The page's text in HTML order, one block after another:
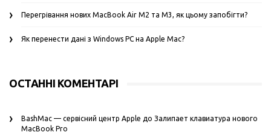
Перегрівання нових MacBook Air M2 та M3, як цьому запобігти?
Як перенести дані з Windows PC на Apple Mac?
ОСТАННІ КОМЕНТАРІ
BashMac — сервісний центр Apple до Залипает клавиатура нового
MacBook Pro